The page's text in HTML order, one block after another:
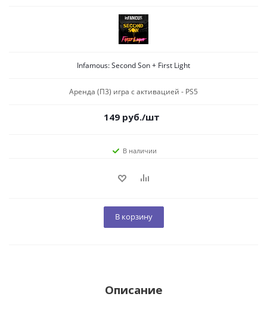
Infamous: Second Son + First Light
Аренда (П3) игра c активацией - PS5
149руб./шт
В наличии
В корзину
Описание